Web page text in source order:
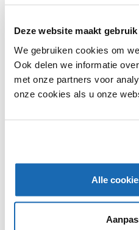
Deze website maakt
We gebruiken cookies om
Ook delen we informatie
met onze partners voor
onze cookies als u onze
Alle
van Bennekom.
SHARE,
Meld je aan, deel jouw